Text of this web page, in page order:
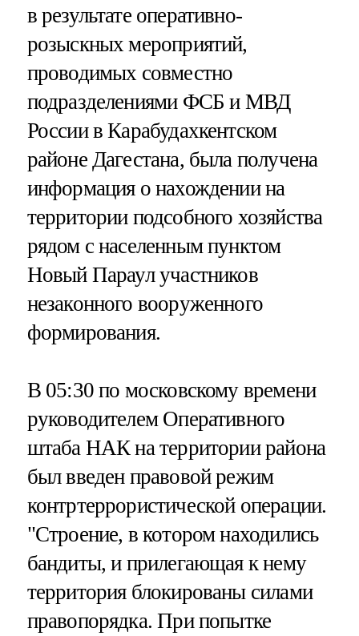
в результате оперативно-
розыскных мероприятий,
проводимых совместно
подразделениями ФСБ и МВД
России в Карабудахкентском
районе Дагестана, была получена
информация о нахождении на
территории подсобного хозяйства
рядом с населенным пунктом
Новый Параул участников
незаконного вооруженного
формирования.
В 05:30 по московскому времени
руководителем Оперативного
штаба НАК на территории района
был введен правовой режим
контртеррористической операции.
"Строение, в котором находились
бандиты, и прилегающая к нему
территория блокированы силами
правопорядка. При попытке